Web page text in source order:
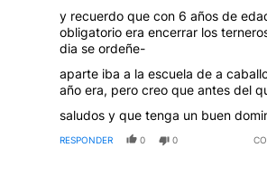
y recuerdo que con 6 años de
obligatorio era encerrar los
dia se ordeñe-
aparte iba a la escuela de a
año era, pero creo que antes del
saludos y que tenga un buen
RESPONDER 0 0